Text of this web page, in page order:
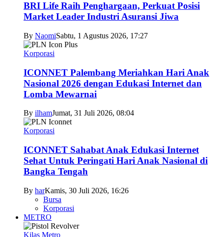
BRI Life Raih Penghargaan, Perkuat Posisi
Market Leader Industri Asuransi Jiwa
By NaomiSabtu, 1 Agustus 2026, 17:27
Korporasi
ICONNET Palembang Meriahkan Hari Anak
Nasional 2026 dengan Edukasi Internet dan
Lomba Mewarnai
By ilhamJumat, 31 Juli 2026, 08:04
Korporasi
ICONNET Sahabat Anak Edukasi Internet
Sehat Untuk Peringati Hari Anak Nasional di
Bangka Tengah
By harKamis, 30 Juli 2026, 16:26
Bursa
Korporasi
METRO
Kilas Metro